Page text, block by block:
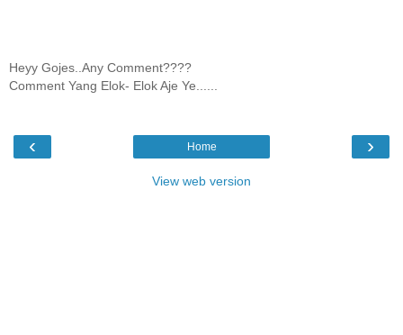
Heyy Gojes..Any Comment????
Comment Yang Elok- Elok Aje Ye......
‹ ›
Home
View web version